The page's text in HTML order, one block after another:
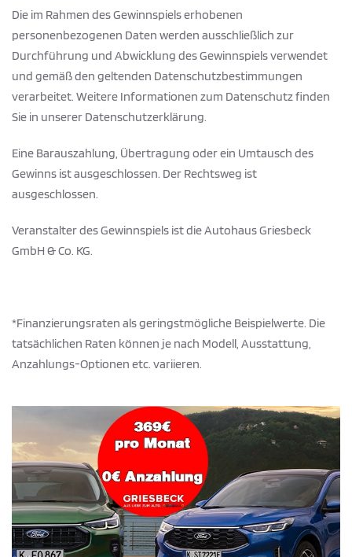
Die im Rahmen des Gewinnspiels erhobenen
personenbezogenen Daten werden ausschließlich zur
Durchführung und Abwicklung des Gewinnspiels verwendet
und gemäß den geltenden Datenschutzbestimmungen
verarbeitet. Weitere Informationen zum Datenschutz finden
Sie in unserer Datenschutzerklärung.
Eine Barauszahlung, Übertragung oder ein Umtausch des
Gewinns ist ausgeschlossen. Der Rechtsweg ist
ausgeschlossen.
Veranstalter des Gewinnspiels ist die Autohaus Griesbeck
GmbH & Co. KG.
*Finanzierungsraten als geringstmögliche Beispielwerte. Die
tatsächlichen Raten können je nach Modell, Ausstattung,
Anzahlungs-Optionen etc. variieren.